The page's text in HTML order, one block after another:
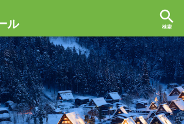
ル search